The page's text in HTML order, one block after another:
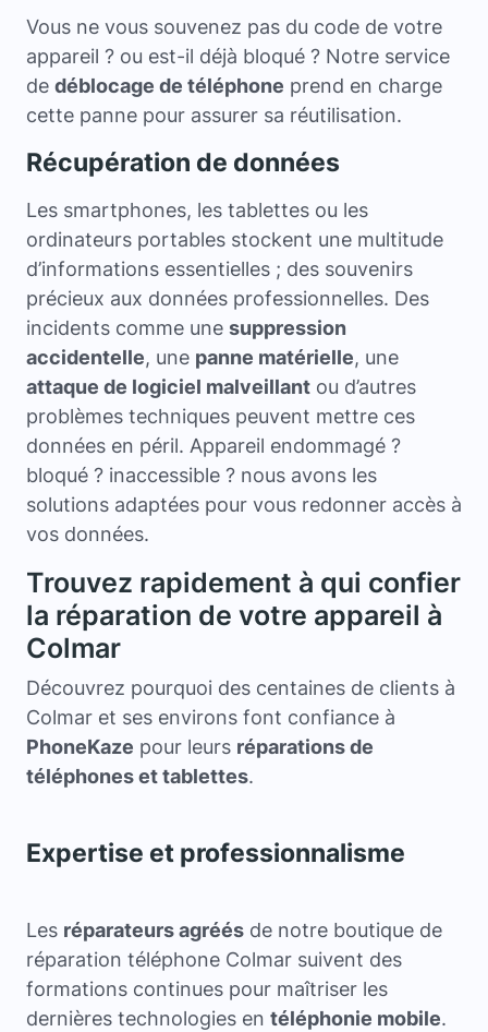
Vous ne vous souvenez pas du code de votre
appareil ? ou est-il déjà bloqué ? Notre service
de déblocage de téléphone prend en charge
cette panne pour assurer sa réutilisation.
Récupération de données
Les smartphones, les tablettes ou les
ordinateurs portables stockent une multitude
d’informations essentielles ; des souvenirs
précieux aux données professionnelles. Des
incidents comme une suppression
accidentelle, une panne matérielle, une
attaque de logiciel malveillant ou d’autres
problèmes techniques peuvent mettre ces
données en péril. Appareil endommagé ?
bloqué ? inaccessible ? nous avons les
solutions adaptées pour vous redonner accès à
vos données.
Trouvez rapidement à qui confier
la réparation de votre appareil à
Colmar
Découvrez pourquoi des centaines de clients à
Colmar et ses environs font confiance à
PhoneKaze pour leurs réparations de
téléphones et tablettes.
Expertise et professionnalisme
Les réparateurs agréés de notre boutique de
réparation téléphone Colmar suivent des
formations continues pour maîtriser les
dernières technologies en téléphonie mobile.